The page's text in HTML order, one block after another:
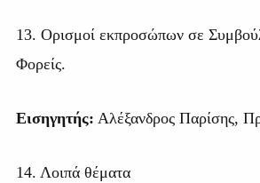
13. Ορισμοί εκπροσώπων σε
Φορείς.
Εισηγητής: Αλέξανδρος Παρίσης,
14. Λοιπά θέματα